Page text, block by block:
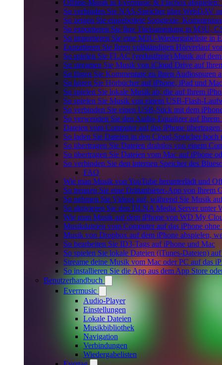
Offline-Musik in Evermusic & Flacbox
So verbinden Sie NAS-Speicher über WebDAV
So zeigen Sie eingebettete Songtexte,
So exportieren Sie Ihre Titelsammlung in M3U,
So importieren Sie eine M3U-Wiedergabeliste in
Exportieren Sie Ihren vollständigen Hörverlauf
So spielen Sie FLAC (verlustfreie) Musik auf
So streamen Sie Musik von iCloud Drive auf
So fügen Sie Kommentare zu Ihren Audiospuren
So hören Sie Hörbücher auf iPhone, iPad und
So spielen Sie lokale Musik ab, die auf Ihrem
So spielen Sie Musik von einem USB-Flash-
So verbinden Sie einen USB-Stick mit dem
So verwenden Sie den Audio-Equalizer auf
Dateien vom Computer auf das iPhone
So laden Sie Dateien in den Cloud-Speicher
So übertragen Sie Dateien drahtlos von einem
So übertragen Sie Dateien vom Mac auf iPhone
So verbinden Sie den internen Speicher des
FAQ
Wie man Musik von YouTube herunterlädt und
So trennen Sie eine Drittanbieter-App von Ihrem
So nehmen Sie Videos auf, während Sie Musik
So aktivieren Sie den DLNA Media Server unter
Wie man Musik auf dem iPhone von WD My
Musikdateien vom Computer auf das iPhone
Musik von Dropbox auf dem iPhone abspielen,
So bearbeiten Sie ID3-Tags auf iPhone und Mac
So spielen Sie lokale Dateien (iTunes-Dateien)
Streame deine Musik vom Mac oder PC auf das
So installieren Sie die App aus dem App Store
Benutzerhandbuch
Evermusic
Audio-Player
Einstellungen
Lokale Dateien
Musikbibliothek
Navigation
Verbindungen
Wiedergabelisten